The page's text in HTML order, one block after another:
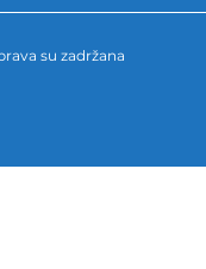
su zadržana